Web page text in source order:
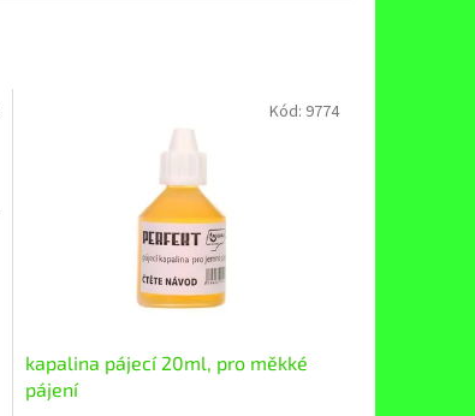
kapalina pájecí 20ml, pro měkké
pájení
Kód: 9774